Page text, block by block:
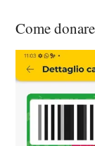
Come